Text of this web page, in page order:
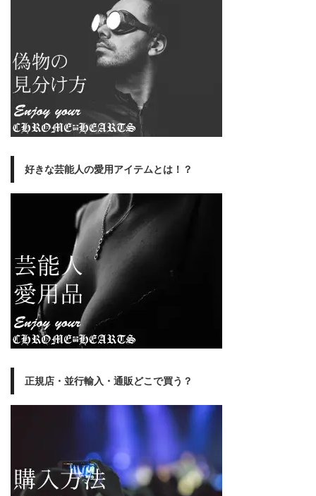
好きな芸能人の愛用アイテムとは！？
正規店・並行輸入・通販どこで買う？